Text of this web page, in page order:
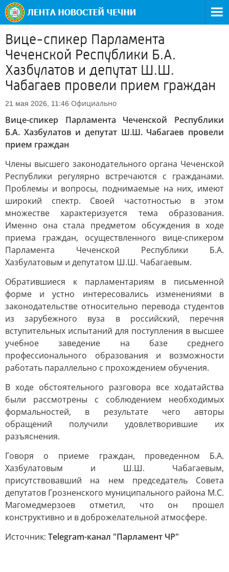
Вице-спикер Парламента
Чеченской Республики Б.А.
Хазбулатов и депутат Ш.Ш.
Чабагаев провели прием граждан
21 мая 2026, 11:46 Официально
Вице-спикер Парламента Чеченской Республики
Б.А. Хазбулатов и депутат Ш.Ш. Чабагаев провели
прием граждан
Члены высшего законодательного органа Чеченской
Республики регулярно встречаются с гражданами.
Проблемы и вопросы, поднимаемые на них, имеют
широкий спектр. Своей частотностью в этом
множестве характеризуется тема образования.
Именно она стала предметом обсуждения в ходе
приема граждан, осуществленного вице-спикером
Парламента Чеченской Республики Б.А.
Хазбулатовым и депутатом Ш.Ш. Чабагаевым.
Обратившиеся к парламентариям в письменной
форме и устно интересовались изменениями в
законодательстве относительно перевода студентов
из зарубежного вуза в российский, перечня
вступительных испытаний для поступления в высшее
учебное заведение на базе среднего
профессионального образования и возможности
работать параллельно с прохождением обучения.
В ходе обстоятельного разговора все ходатайства
были рассмотрены с соблюдением необходимых
формальностей, в результате чего авторы
обращений получили удовлетворившие их
разъяснения.
Говоря о приеме граждан, проведенном Б.А.
Хазбулатовым и Ш.Ш. Чабагаевым,
присутствовавший на нем председатель Совета
депутатов Грозненского муниципального района М.С.
Магомедмерзоев отметил, что он прошел
конструктивно и в доброжелательной атмосфере.
Источник: Telegram-канал "Парламент ЧР"